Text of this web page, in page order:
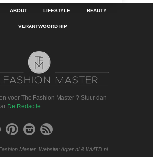
ABOUT LIFESTYLE BEAUTY
VERANTWOORD HIP
voor The Fashion Master ? Stuur dan
De Redactie
Master. Website: Agter.nl & WMTD.nl